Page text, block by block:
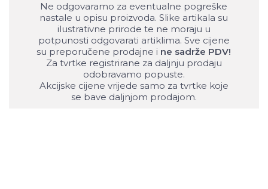
Ne odgovaramo za eventualne pogreške
nastale u opisu proizvoda. Slike artikala su
ilustrativne prirode te ne moraju u
potpunosti odgovarati artiklima. Sve cijene
su preporučene prodajne i ne sadrže PDV!
Za tvrtke registrirane za daljnju prodaju
odobravamo popuste.
Akcijske cijene vrijede samo za tvrtke koje
se bave daljnjom prodajom.